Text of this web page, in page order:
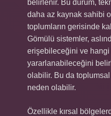
belirlenir. Bu durum,
daha az kaynak sahibi
toplumların gerisinde
Gömülü sistemler,
erişebileceğini ve
yararlanabileceğini
olabilir. Bu da
neden olabilir.
Özellikle kırsal